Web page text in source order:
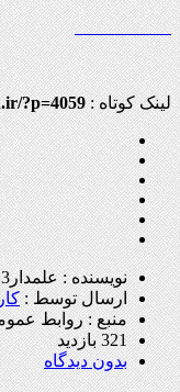
لینک کوتاه :?p=4059
نویسنده : علمدار313
ارسال توسط :
منبع : روابط
321 بازدید
بدون دیدگاه